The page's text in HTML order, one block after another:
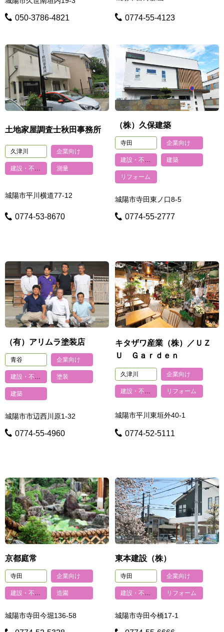
050-3786-4821 0774-55-4123
土地家屋調査士秋田事務所
久津川 企業向け
建設・不動産 測量
城陽市平川横道77-12
0774-53-8670
（株）久保建築
寺田 企業向け
建設・不動産 建築
リフォーム
城陽市寺田東ノ口8-5
0774-55-2777
（有）アリムラ塗装店
青谷 企業向け
建設・不動産 塗装
建築
城陽市市辺西川原1-32
0774-55-4960
キタザワ産業（株）／ＵＺ
Ｕ Ｇａｒｄｅｎ
久津川 企業向け
建設・不動産 リフォーム
城陽市平川東垣外40-1
0774-52-5111
京都庭常
寺田 企業向け
建設・不動産 造園
城陽市寺田今堀136-58
東本建設（株）
寺田 企業向け
建設・不動産 リフォーム
城陽市寺田今橋17-1